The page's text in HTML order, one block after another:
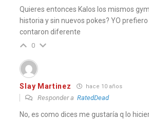
Quieres entonces Kalos los mismos
historia y sin nuevos pokes? YO
contaron diferente
0
Slay Martinez hace 10 años
Responder aRatedDead
No, es como dices me gustaría q lo